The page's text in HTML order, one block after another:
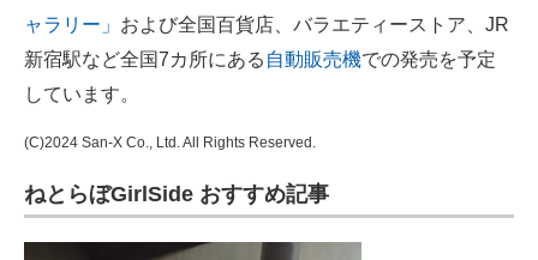
ャラリー」 および全国百貨店、バラエティーストア、JR
新宿駅など全国7カ所にある 自動販売機での発売を予定
しています。
(C)2024 San-X Co., Ltd. All Rights Reserved.
ねとらぼGirlSide おすすめ記事